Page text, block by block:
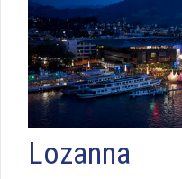
Lozanna